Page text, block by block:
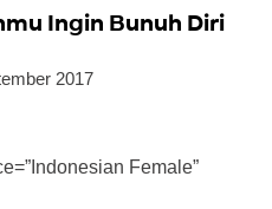
Ingin Bunuh Diri
2017
Female”